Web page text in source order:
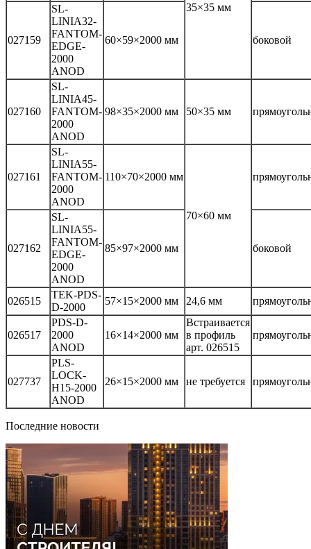
35×35 мм
027159
SL-
LINIA32-
FANTOM-
EDGE-
2000
ANOD
60×59×2000 мм боковой
027160
SL-
LINIA45-
FANTOM-
2000
ANOD
98×35×2000 мм 50×35 мм
027161
SL-
LINIA55-
FANTOM-
2000
ANOD
110×70×2000 мм
70×60 мм
027162
SL-
LINIA55-
FANTOM-
EDGE-
2000
ANOD
85×97×2000 мм боковой
026515
TEK-PDS-
D-2000
57×15×2000 мм 24,6 мм
026517
PDS-D-
2000
ANOD
16×14×2000 мм
Встраивается
в профиль
арт. 026515
027737
PLS-
LOCK-
H15-2000
ANOD
26×15×2000 мм не требуется
Последние новости